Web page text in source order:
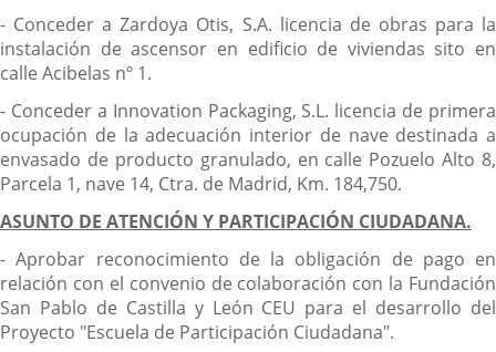
- Conceder a Zardoya Otis, S.A. licencia de obras para la
instalación de ascensor en edificio de viviendas sito en
calle Acibelas nº 1.
- Conceder a Innovation Packaging, S.L. licencia de primera
ocupación de la adecuación interior de nave destinada a
envasado de producto granulado, en calle Pozuelo Alto 8,
Parcela 1, nave 14, Ctra. de Madrid, Km. 184,750.
ASUNTO DE ATENCIÓN Y PARTICIPACIÓN CIUDADANA.
- Aprobar reconocimiento de la obligación de pago en
relación con el convenio de colaboración con la Fundación
San Pablo de Castilla y León CEU para el desarrollo del
Proyecto "Escuela de Participación Ciudadana".